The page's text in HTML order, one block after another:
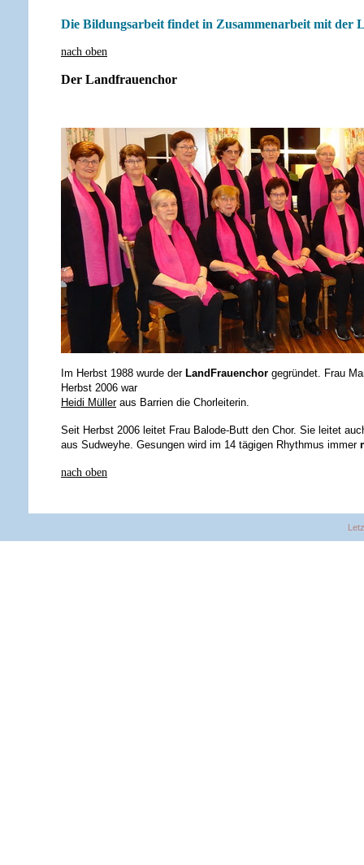
Die Bildungsarbeit findet in Zusammenarbeit mit der
nach oben
Der Landfrauenchor
Im Herbst 1988 wurde derLandFrauenchor gegründet. Frau
Herbst 2006 war
Heidi Müller aus Barrien die Chorleiterin.
Seit Herbst 2006 leitet Frau Balode-Butt den Chor. Sie leitet
aus Sudweyhe. Gesungen wird im 14 tägigen Rhythmus immer
nach oben